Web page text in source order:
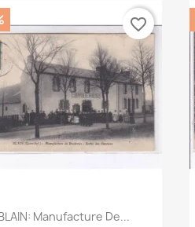
Aperçu rapide
Manufacture De...
favorite_border